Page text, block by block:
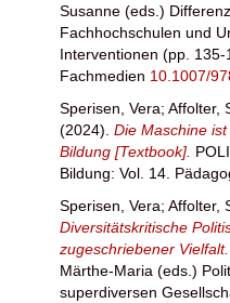
Susanne (eds.)
Fachhochschulen und
Interventionen (pp.
Fachmedien 10.1007/
Sperisen, Vera; Affolter,
(2024). Die Maschine
Bildung [Textbook].
Bildung: Vol. 14.
Sperisen, Vera; Affolter,
Diversitätskritische
zugeschriebener Vielfalt.
Märthe-Maria (eds.)
superdiversen